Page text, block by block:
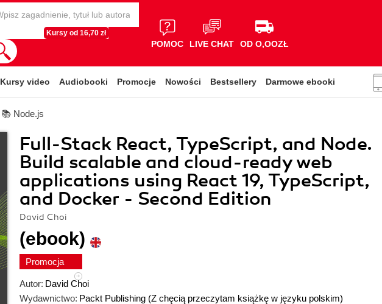
Kursy od 16,70 zł
POMOC LIVE CHAT OD O,OOZŁ
Kursy video Audiobooki Promocje Nowości Bestsellery Darmowe ebooki
📚 Node.js
Full-Stack React, TypeScript, and Node.
Build scalable and cloud-ready web
applications using React 19, TypeScript,
and Docker - Second Edition
David Choi
(ebook)
Promocja
Autor: David Choi
Wydawnictwo: Packt Publishing (Z chęcią przeczytam książkę w języku polskim)